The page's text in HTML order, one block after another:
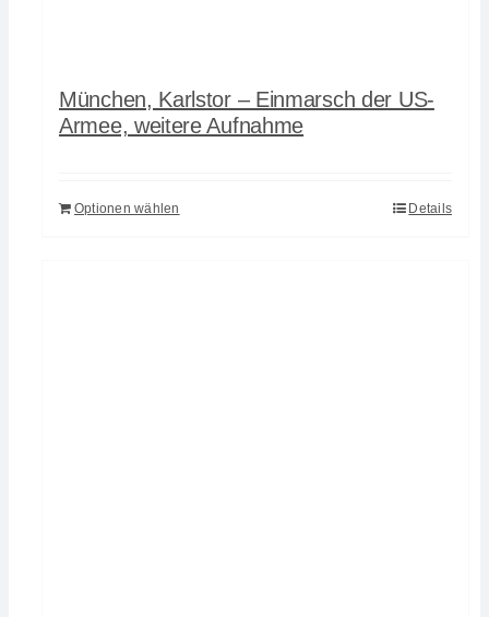
München, Karlstor – Einmarsch der US-
Armee, weitere Aufnahme
Optionen wählen Details